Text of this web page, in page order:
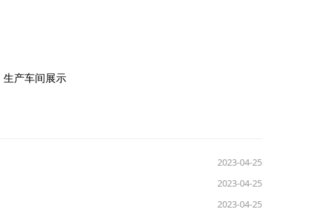
生产车间展示
2023-04-25
2023-04-25
2023-04-25